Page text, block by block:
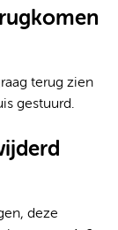
terug zien
gestuurd.
deze